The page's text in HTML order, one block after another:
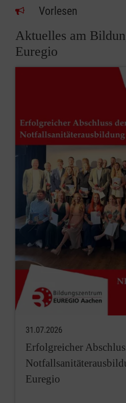
Vorlesen
Aktuelles am
Euregio
31.07.2026
Erfolgreicher
Euregio